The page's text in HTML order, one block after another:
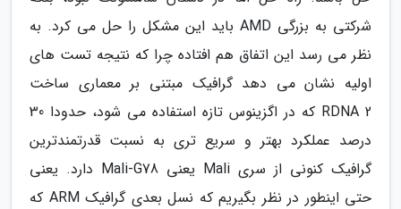
شرکتی به بزرگی AMD باید این مشکل را حل می کرد. به
نظر می رسد این اتفاق هم افتاده چرا که نتیجه تست های
اولیه نشان می دهد گرافیک مبتنی بر معماری ساخت
RDNA 2 که در اگزینوس تازه استفاده می شود، حدودا 30
درصد عملکرد بهتر و سریع تری به نسبت قدرتمندترین
گرافیک کنونی از سری Mali یعنی Mali-G78 دارد. یعنی
حتی اینطور در نظر بگیریم که نسل بعدی گرافیک ARM که